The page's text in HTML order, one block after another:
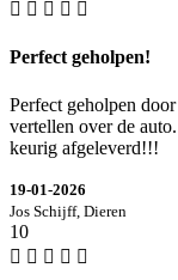
Perfect geholpen!
Perfect geholpen
vertellen over de
keurig afgeleverd!!!
19-01-2026
Jos Schijff, Dieren
10